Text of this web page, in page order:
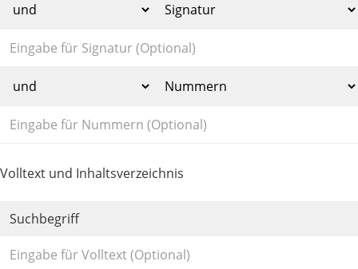
Volltext und Inhaltsverzeichnis
Suchbegriff